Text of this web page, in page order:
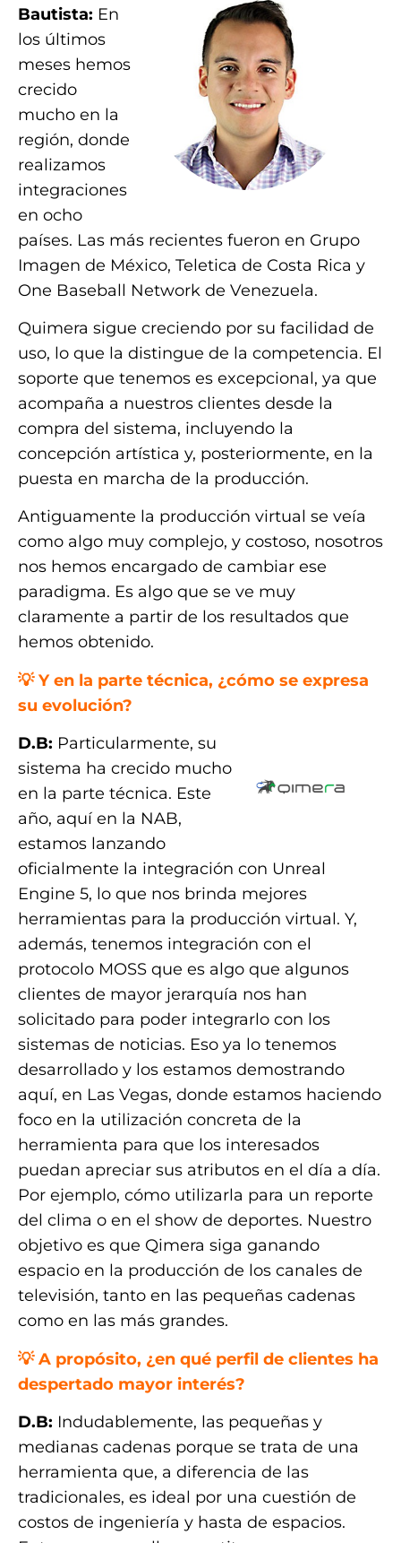
Bautista: En
los últimos
meses hemos
crecido
mucho en la
región, donde
realizamos
integraciones
en ocho
países. Las más recientes fueron en Grupo
Imagen de México, Teletica de Costa Rica y
One Baseball Network de Venezuela.
Quimera sigue creciendo por su facilidad de
uso, lo que la distingue de la competencia. El
soporte que tenemos es excepcional, ya que
acompaña a nuestros clientes desde la
compra del sistema, incluyendo la
concepción artística y, posteriormente, en la
puesta en marcha de la producción.
Antiguamente la producción virtual se veía
como algo muy complejo, y costoso, nosotros
nos hemos encargado de cambiar ese
paradigma. Es algo que se ve muy
claramente a partir de los resultados que
hemos obtenido.
💡 Y en la parte técnica, ¿cómo se expresa
su evolución?
D.B: Particularmente, su
sistema ha crecido mucho
en la parte técnica. Este
año, aquí en la NAB,
estamos lanzando
oficialmente la integración con Unreal
Engine 5, lo que nos brinda mejores
herramientas para la producción virtual. Y,
además, tenemos integración con el
protocolo MOSS que es algo que algunos
clientes de mayor jerarquía nos han
solicitado para poder integrarlo con los
sistemas de noticias. Eso ya lo tenemos
desarrollado y los estamos demostrando
aquí, en Las Vegas, donde estamos haciendo
foco en la utilización concreta de la
herramienta para que los interesados
puedan apreciar sus atributos en el día a día.
Por ejemplo, cómo utilizarla para un reporte
del clima o en el show de deportes. Nuestro
objetivo es que Qimera siga ganando
espacio en la producción de los canales de
televisión, tanto en las pequeñas cadenas
como en las más grandes.
💡 A propósito, ¿en qué perfil de clientes ha
despertado mayor interés?
D.B: Indudablemente, las pequeñas y
medianas cadenas porque se trata de una
herramienta que, a diferencia de las
tradicionales, es ideal por una cuestión de
costos de ingeniería y hasta de espacios.